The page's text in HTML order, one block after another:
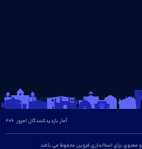
معنوی برای استانداری قزوین محفوظ می باشد
آمار بازدیدکنندگان امروز :206